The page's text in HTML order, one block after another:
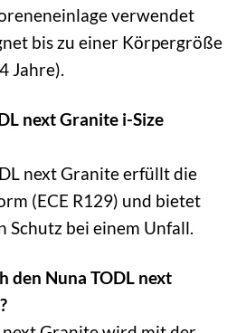
verwendet
bis zu einer Körpergröße
Jahre).
next Granite i-Size
next Granite erfüllt die
(ECE R129) und bietet
Schutz bei einem Unfall.
den Nuna TODL next